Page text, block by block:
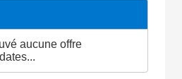
aucune offre